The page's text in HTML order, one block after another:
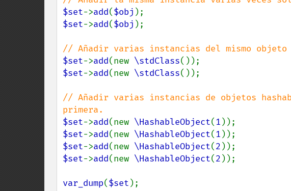
$set->add($obj
$set->add($obj );
$set->add(new \stdClass
$set->add(new \stdClass());
// Añadir varias instancias de objetos
$set->add(new \HashableObject(1
$set->add(new \HashableObject(1
$set->add(new \HashableObject(2
$set->add(new \HashableObject(2 ));
var_dump($set